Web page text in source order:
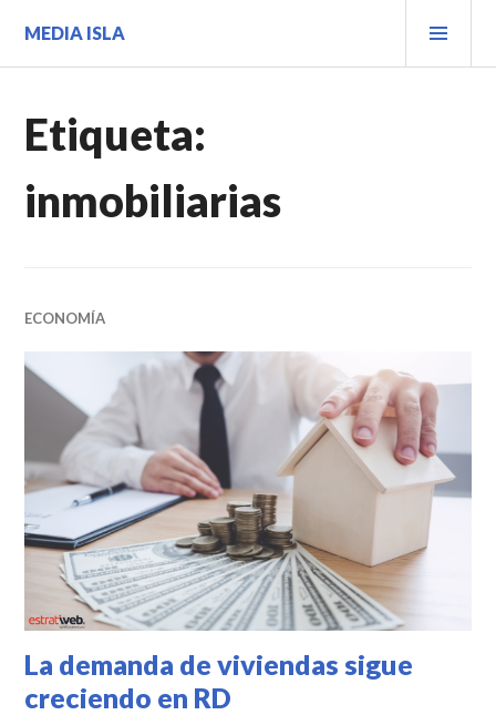
contenido.
MEDIA ISLA
Etiqueta:
inmobiliarias
ECONOMÍA
La demanda de viviendas sigue
creciendo en RD